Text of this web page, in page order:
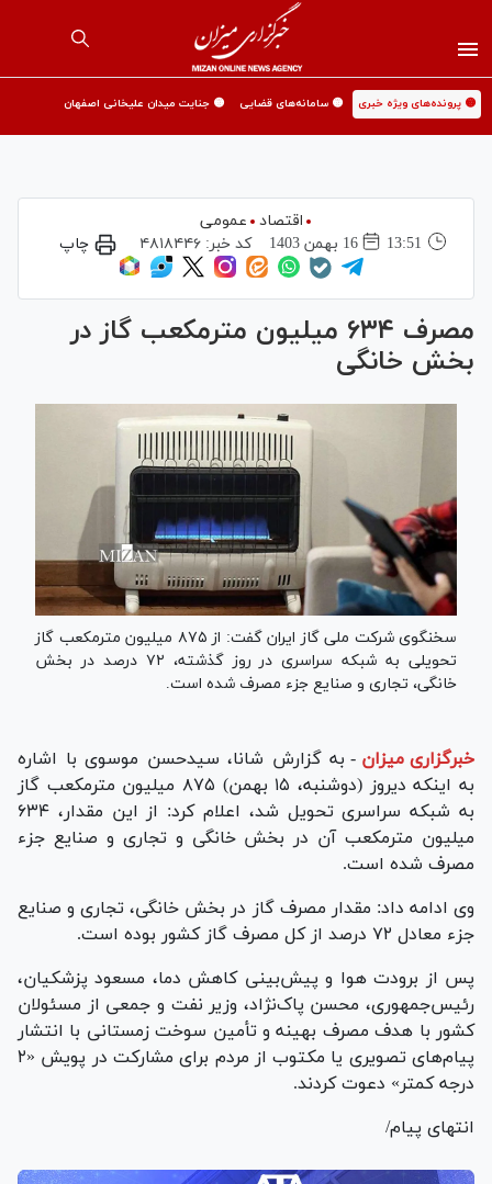
🟡 پرونده‌های ویژه خبری 🟡 سامانه‌های قضایی 🟡 جنایت میدان علیخانی اصفهان
اقتصاد
عمومی
13:51
16 بهمن 1403 کد خبر: ۴۸۱۸۴۴۶ چاپ
مصرف ۶۳۴ میلیون مترمکعب گاز در
بخش خانگی
سخنگوی شرکت ملی گاز ایران گفت: از ۸۷۵ میلیون مترمکعب گاز
تحویلی به شبکه سراسری در روز گذشته، ۷۲ درصد در بخش
خانگی، تجاری و صنایع جزء مصرف شده است.
خبرگزاری میزان - به گزارش شانا، سیدحسن موسوی با اشاره
به اینکه دیروز (دوشنبه، ۱۵ بهمن) ۸۷۵ میلیون مترمکعب گاز
به شبکه سراسری تحویل شد، اعلام کرد: از این مقدار، ۶۳۴
میلیون مترمکعب آن در بخش خانگی و تجاری و صنایع جزء
مصرف شده است.
وی ادامه داد: مقدار مصرف گاز در بخش خانگی، تجاری و صنایع
جزء معادل ۷۲ درصد از کل مصرف گاز کشور بوده است.
پس از برودت هوا و پیش‌بینی کاهش دما، مسعود پزشکیان،
رئیس‌جمهوری، محسن پاک‌نژاد، وزیر نفت و جمعی از مسئولان
کشور با هدف مصرف بهینه و تأمین سوخت زمستانی با انتشار
پیام‌های تصویری یا مکتوب از مردم برای مشارکت در پویش «۲
درجه کمتر» دعوت کردند.
انتهای پیام/